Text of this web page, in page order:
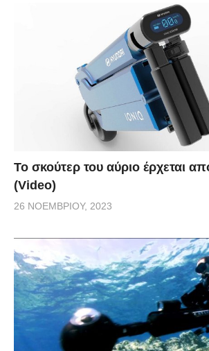
Το σκούτερ του αύριο έρχεται
(Video)
26 ΝΟΕΜΒΡΊΟΥ, 2023